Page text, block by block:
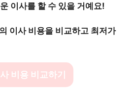
이사를 할 수 있을 거예요!
이사 비용을 비교하고 최저가
비용 비교하기